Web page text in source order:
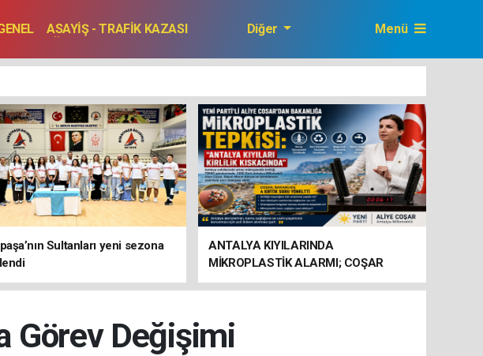
ASAYİŞ - TRAFİK KAZASI
Diğer Menü
Sultanları yeni sezona
ANTALYA KIYILARINDA
MİKROPLASTİK ALARMI; COŞAR
BAKANLIĞA HAREKETE GEÇİN
Görev Değişimi